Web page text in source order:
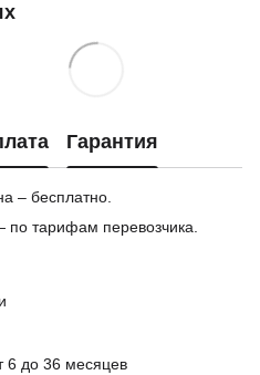
Гарантия
– бесплатно.
тарифам перевозчика.
6 до 36 месяцев